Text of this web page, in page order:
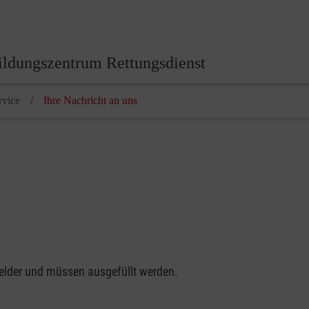
Rettungsdienst
Ihre Nachricht an uns
und müssen ausgefüllt werden.